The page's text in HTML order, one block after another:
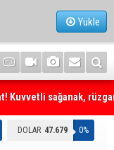
Yükle
kadro ihdas edildi
DOLAR 47.679 0%